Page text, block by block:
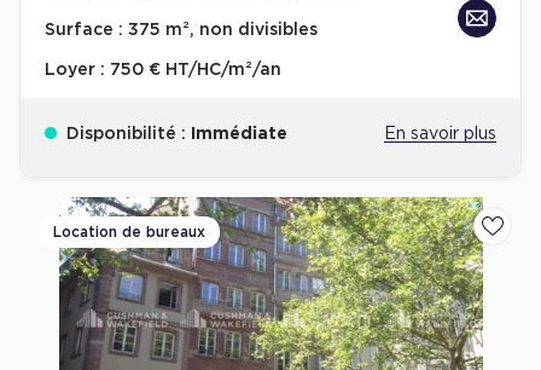
Surface : 375 m², non divisibles
Loyer : 750 € HT/HC/m²/an
Disponibilité : Immédiate En savoir plus
Location de bureaux